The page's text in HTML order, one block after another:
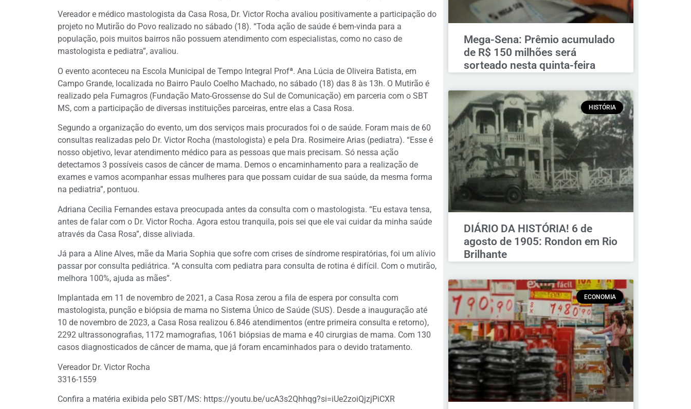
Vereador e médico mastologista da Casa Rosa, Dr. Victor Rocha avaliou positivamente a participação do
projeto no Mutirão do Povo realizado no sábado (18). “Toda ação de saúde é bem-vinda para a
população, pois muitos bairros não possuem atendimento com especialistas, como no caso de
mastologista e pediatra”, avaliou.
O evento aconteceu na Escola Municipal de Tempo Integral Profª. Ana Lúcia de Oliveira Batista, em
Campo Grande, localizada no Bairro Paulo Coelho Machado, no sábado (18) das 8 às 13h. O Mutirão é
realizado pela Fumagros (Fundação Mato-Grossense do Sul de Comunicação) em parceria com o SBT
MS, com a participação de diversas instituições parceiras, entre elas a Casa Rosa.
Segundo a organização do evento, um dos serviços mais procurados foi o de saúde. Foram mais de 60
consultas realizadas pelo Dr. Victor Rocha (mastologista) e pela Dra. Rosimeire Arias (pediatra). “Esse é
nosso objetivo, levar atendimento médico para as pessoas que mais precisam. Só nessa ação
detectamos 3 possíveis casos de câncer de mama. Demos o encaminhamento para a realização de
exames e vamos acompanhar essas mulheres para que possam cuidar de sua saúde, da mesma forma
na pediatria”, pontuou.
Adriana Cecilia Fernandes estava preocupada antes da consulta com o mastologista. “Eu estava tensa,
antes de falar com o Dr. Victor Rocha. Agora estou tranquila, pois sei que ele vai cuidar da minha saúde
através da Casa Rosa”, disse aliviada.
Já para a Aline Alves, mãe da Maria Sophia que sofre com crises de síndrome respiratórias, foi um alívio
passar por consulta pediátrica. “A consulta com pediatra para consulta de rotina é difícil. Com o mutirão,
melhora 100%, ajuda as mães”.
Implantada em 11 de novembro de 2021, a Casa Rosa zerou a fila de espera por consulta com
mastologista, punção e biópsia de mama no Sistema Único de Saúde (SUS). Desde a inauguração até
10 de novembro de 2023, a Casa Rosa realizou 6.846 atendimentos (entre primeira consulta e retorno),
2292 ultrassonografias, 1172 mamografias, 1061 biópsias de mama e 40 cirurgias de mama. Com 130
casos diagnosticados de câncer de mama, que já foram encaminhados para o devido tratamento.
Vereador Dr. Victor Rocha
3316-1559
Confira a matéria exibida pelo SBT/MS: https://youtu.be/ucA3s2Qhhqg?si=iUe2zoiQjzjPiCXR
Mega-Sena: Prêmio acumulado
de R$ 150 milhões será
sorteado nesta quinta-feira
HISTÓRIA
DIÁRIO DA HISTÓRIA! 6 de
agosto de 1905: Rondon em Rio
Brilhante
ECONOMIA